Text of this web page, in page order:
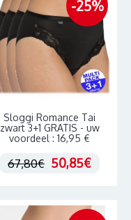
-25%
Sloggi Romance Tai
zwart 3+1 GRATIS - uw
voordeel : 16,95 €
67,80€ 50,85€